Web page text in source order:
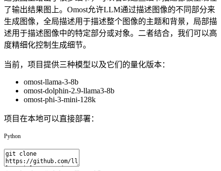
了输出结果图上。Omost允许LLM通过描述图像的不同部分来
生成图像，全局描述用于描述整个图像的主题和背景，局部描
述用于描述图像中的特定部分或对象。二者结合，我们可以高
度精细化控制生成细节。
当前，项目提供三种模型以及它们的量化版本：
omost-llama-3-8b
omost-dolphin-2.9-llama3-8b
omost-phi-3-mini-128k
项目在本地可以直接部署：
Python